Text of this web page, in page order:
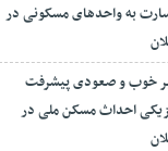
به واحدهای مسکونی در
خوب و صعودی پیشرفت
احداث مسکن ملی در